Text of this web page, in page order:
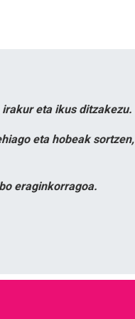
eta ikus ditzakezu.
eta hobeak sortzen,
eraginkorragoa.